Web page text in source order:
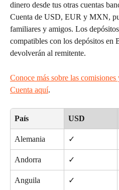
dinero desde tus otras cuentas
Cuenta de USD, EUR y MXN,
familiares y amigos. Los
compatibles con los depósitos en
devolverán al remitente.
Conoce más sobre las
Cuenta aquí.
País USD
Alemania ✓
Andorra ✓
Anguila ✓